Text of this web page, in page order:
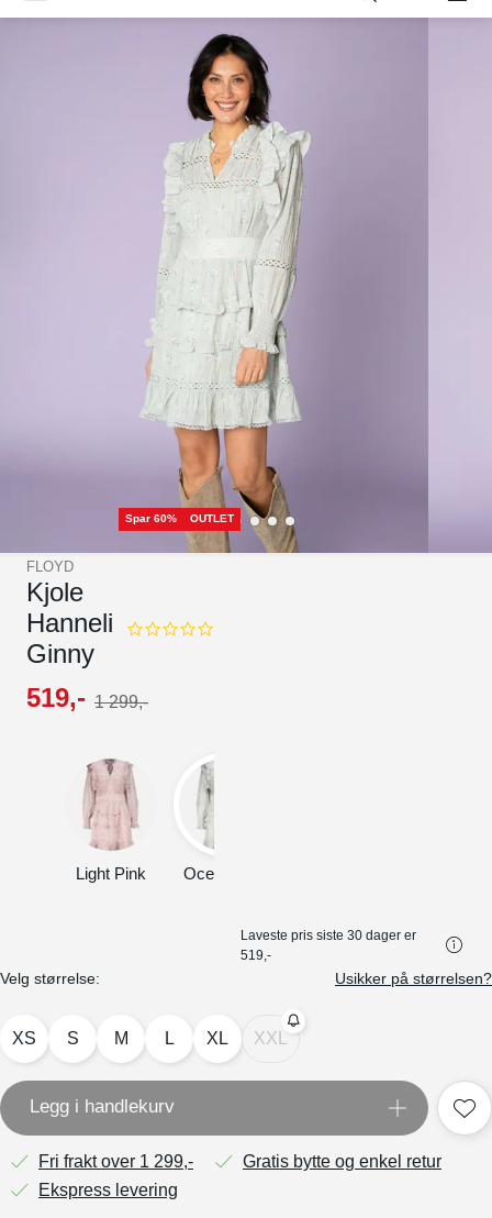
Spar 60% OUTLET
FLOYD
Kjole
Hanneli
Ginny
0.0
519,- 1 299,-
Laveste pris siste 30 dager er
519,-
Light Pink Ocean Mist
Velg størrelse: Usikker på størrelsen?
XS S M L XL XXL
Legg i handlekurv
Fri frakt over 1 299,-
Gratis bytte og enkel retur
Ekspress levering